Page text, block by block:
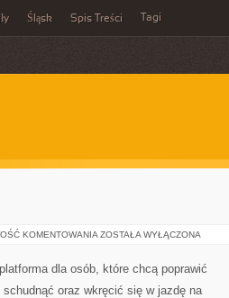
Śląsk Spis Treści Tagi
KOMENTOWANIA TRENING
ZOSTAŁA WYŁĄCZONA
dla osób, które chcą poprawić
schudnąć oraz wkręcić się w jazdę na